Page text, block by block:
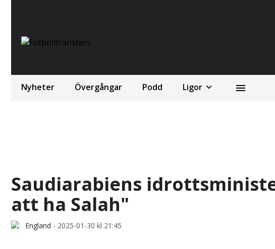
Nyheter Övergångar Podd Ligor
Saudiarabiens
att ha Salah"
England - 2025-01-30 kl 21:45